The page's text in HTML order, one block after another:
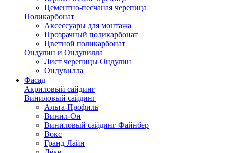
Цементно-песчаная черепица
Поликарбонат
Аксессуары для монтажа
Прозрачный поликарбонат
Цветной поликарбонат
Ондулин и Ондувилла
Лист черепицы Ондулин
Ондувилла
Фасад
Акриловый сайдинг
Виниловый сайдинг
Альта-Профиль
Винил-Он
Виниловый сайдинг Файнбер
Вокс
Гранд Лайн